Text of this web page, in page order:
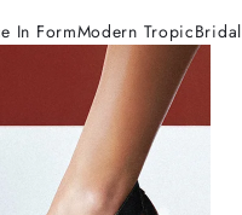
In FormModern TropicBridal